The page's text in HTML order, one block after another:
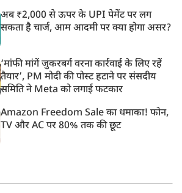
अब ₹2,000 से ऊपर के UPI पेमेंट पर लग
सकता है चार्ज, आम आदमी पर क्या होगा असर?
‘मांफी मांगें जुकरबर्ग वरना कार्रवाई के लिए रहें
तैयार’, PM मोदी की पोस्ट हटाने पर संसदीय
समिति ने Meta को लगाई फटकार
Amazon Freedom Sale का धमाका! फोन,
TV और AC पर 80% तक की छूट